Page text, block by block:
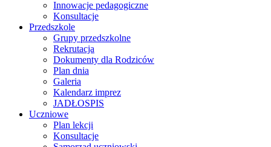
Innowacje pedagogiczne
Konsultacje
Przedszkole
Grupy przedszkolne
Rekrutacja
Dokumenty dla Rodziców
Plan dnia
Galeria
Kalendarz imprez
JADŁOSPIS
Uczniowe
Plan lekcji
Konsultacje